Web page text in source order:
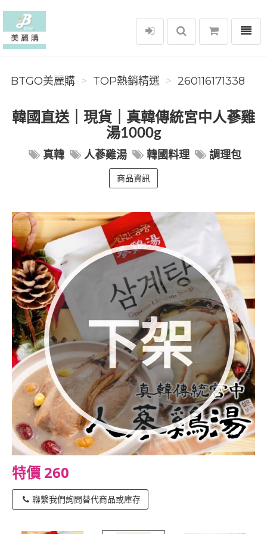
BTGO美麗購
選單
BTGO美麗購 TOP熱銷精選 260116171338
韓國直送｜現貨｜真韓傳統宮中人蔘雞
湯1000g
真韓 人蔘雞湯 韓國料理 調理包
商品資訊
下架
特價 260
聯繫我們詢問替代商品或庫存